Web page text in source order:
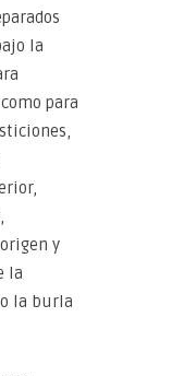
la
para
y
la
la burla